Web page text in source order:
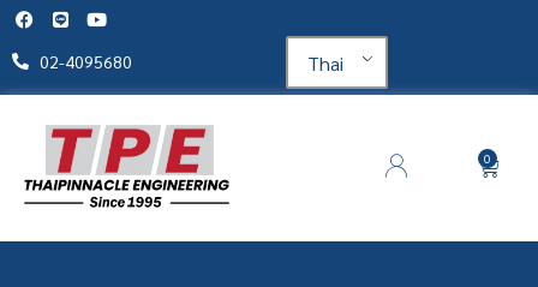
02-4095680 Thai
0